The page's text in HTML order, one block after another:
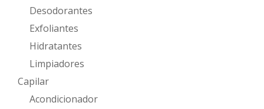
Desodorantes
Exfoliantes
Hidratantes
Limpiadores
Capilar
Acondicionador